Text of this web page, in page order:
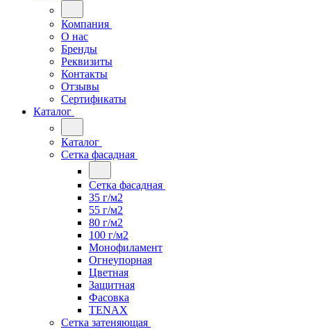
Компания
О нас
Бренды
Реквизиты
Контакты
Отзывы
Сертификаты
Каталог
Каталог
Сетка фасадная
Сетка фасадная
35 г/м2
55 г/м2
80 г/м2
100 г/м2
Монофиламент
Огнеупорная
Цветная
Защитная
Фасовка
TENAX
Сетка затеняющая